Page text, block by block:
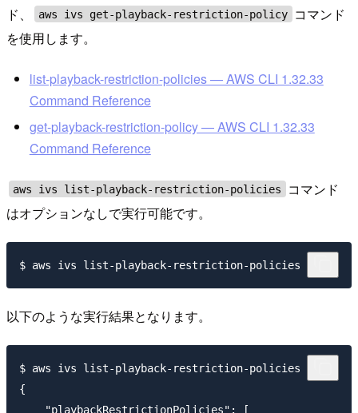
ド、
aws ivs get-playback-restriction-policy
コマンド
を使用します。
list-playback-restriction-policies — AWS CLI 1.32.33
Command Reference
get-playback-restriction-policy — AWS CLI 1.32.33
Command Reference
aws ivs list-playback-restriction-policies
コマンド
はオプションなしで実行可能です。
以下のような実行結果となります。
$ aws ivs list-playback-restriction-policies
{
    "playbackRestrictionPolicies": [